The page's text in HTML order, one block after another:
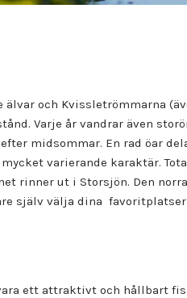
och Kvissletrömmarna
Varje år vandrar även
midsommar. En rad öar
varierande karaktär.
rinner ut i Storsjön. Den
själv välja dina
ett attraktivt och hållbart